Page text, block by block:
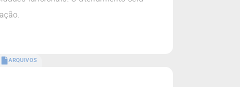
ARQUIVOS